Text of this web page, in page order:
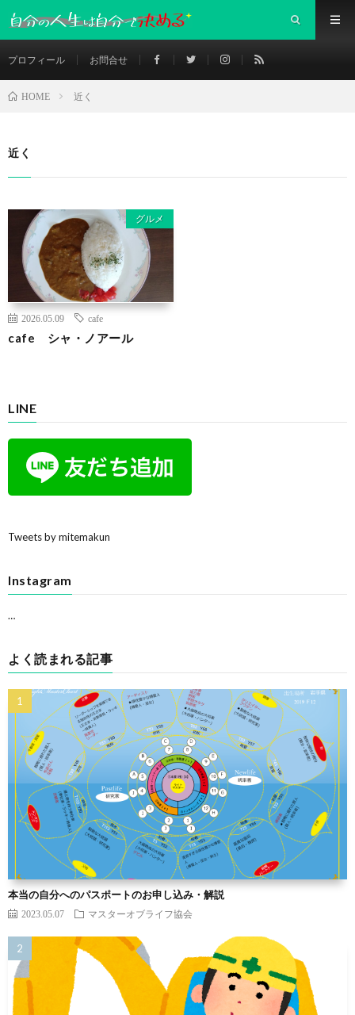
プロフィール お問合せ
HOME 近く
近く
グルメ
2026.05.09 cafe
cafe シャ・ノアール
LINE
Tweets by mitemakun
Instagram
…
よく読まれる記事
本当の自分へのパスポートのお申し込み・解説
2023.05.07 マスターオブライフ協会